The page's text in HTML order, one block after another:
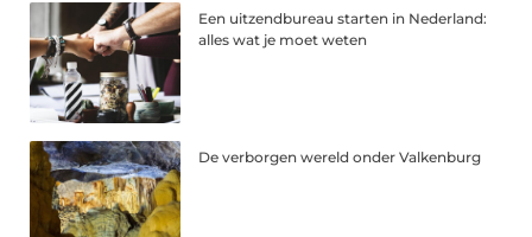
Een uitzendbureau starten in Nederland:
alles wat je moet weten
De verborgen wereld onder Valkenburg